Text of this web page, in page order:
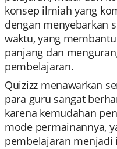
konsep ilmiah yang
dengan menyebarkan
waktu, yang
panjang dan
pembelajaran.
Quizizz menawarkan
para guru sangat
karena kemudahan
mode permainannya,
pembelajaran menjadi